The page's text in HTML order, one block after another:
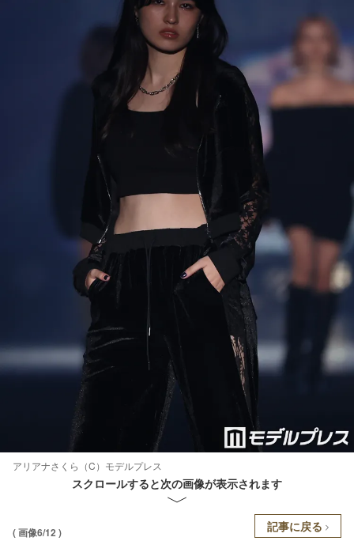
アリアナさくら（C）モデルプレス
スクロールすると次の画像が表示されます
( 画像6/12 ) 記事に戻る